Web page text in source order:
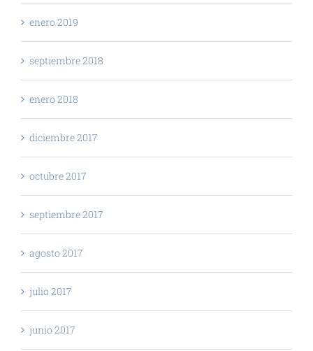
enero 2019
septiembre 2018
enero 2018
diciembre 2017
octubre 2017
septiembre 2017
agosto 2017
julio 2017
junio 2017